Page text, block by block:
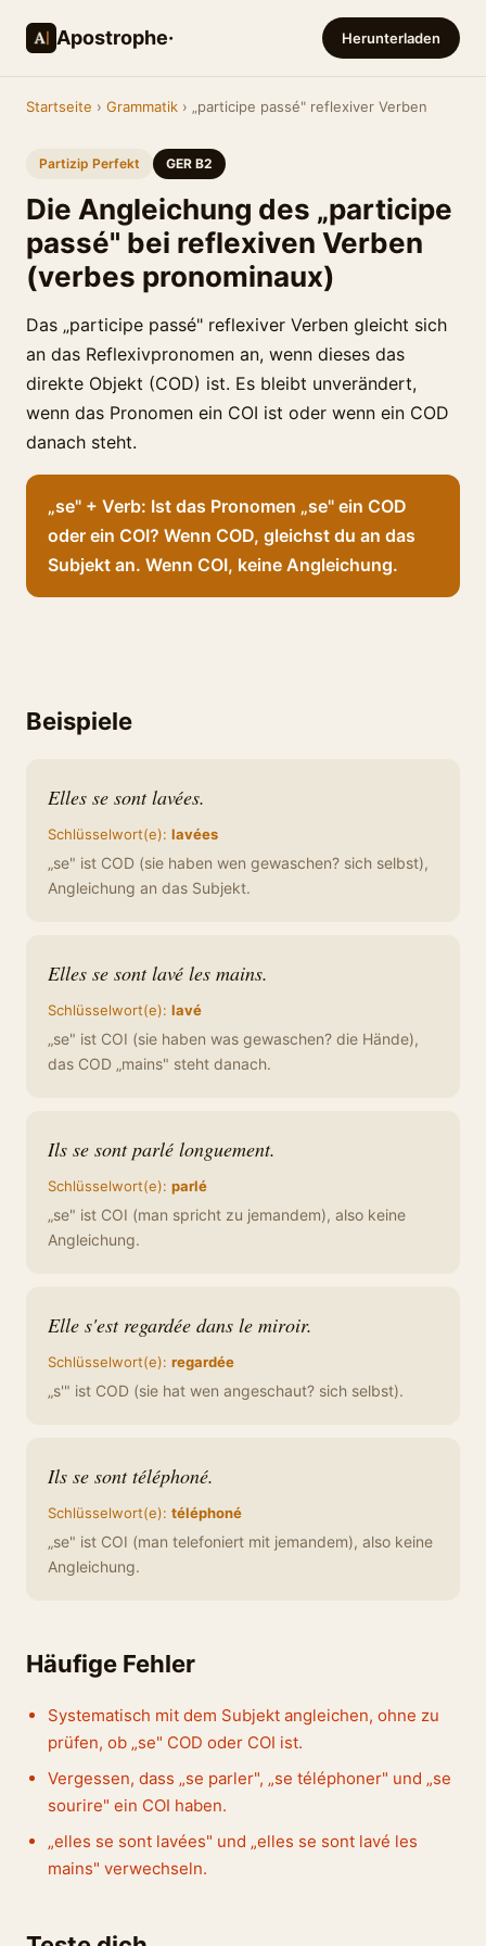
Apostrophe· Herunterladen
Startseite › Grammatik › „participe passé" reflexiver Verben
Partizip Perfekt GER B2
Die Angleichung des „participe
passé" bei reflexiven Verben
(verbes pronominaux)
Das „participe passé" reflexiver Verben gleicht sich
an das Reflexivpronomen an, wenn dieses das
direkte Objekt (COD) ist. Es bleibt unverändert,
wenn das Pronomen ein COI ist oder wenn ein COD
danach steht.
„se" + Verb: Ist das Pronomen „se" ein COD
oder ein COI? Wenn COD, gleichst du an das
Subjekt an. Wenn COI, keine Angleichung.
Beispiele
Elles se sont lavées.
Schlüsselwort(e): lavées
„se" ist COD (sie haben wen gewaschen? sich selbst),
Angleichung an das Subjekt.
Elles se sont lavé les mains.
Schlüsselwort(e): lavé
„se" ist COI (sie haben was gewaschen? die Hände),
das COD „mains" steht danach.
Ils se sont parlé longuement.
Schlüsselwort(e): parlé
„se" ist COI (man spricht zu jemandem), also keine
Angleichung.
Elle s'est regardée dans le miroir.
Schlüsselwort(e): regardée
„s'" ist COD (sie hat wen angeschaut? sich selbst).
Ils se sont téléphoné.
Schlüsselwort(e): téléphoné
„se" ist COI (man telefoniert mit jemandem), also keine
Angleichung.
Häufige Fehler
Systematisch mit dem Subjekt angleichen, ohne zu
prüfen, ob „se" COD oder COI ist.
Vergessen, dass „se parler", „se téléphoner" und „se
sourire" ein COI haben.
„elles se sont lavées" und „elles se sont lavé les
mains" verwechseln.